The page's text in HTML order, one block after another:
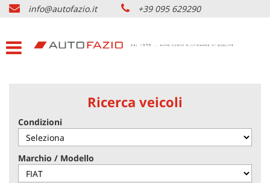
HOME
LISTA VEICOLI USATO
SERVIZI & PARTNERS
NOLEGGIO AUTO CATANIA
info@autofazio.it +39 095 629290
Ricerca veicoli
Condizioni
Marchio / Modello
preferenze
di
pannello
ti
consente
di
esprimere